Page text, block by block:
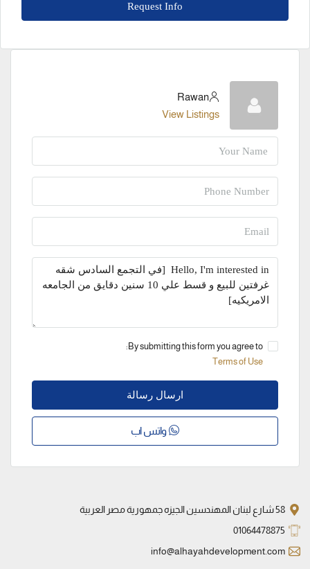
Request Info
Rawan
View Listings
By submitting this form you agree to:
Terms of Use
ارسال رسالة
واتس اب
58 شارع لبنان المهندسين الجيزه جمهورية مصر العربية
01064478875
info@alhayahdevelopment.com